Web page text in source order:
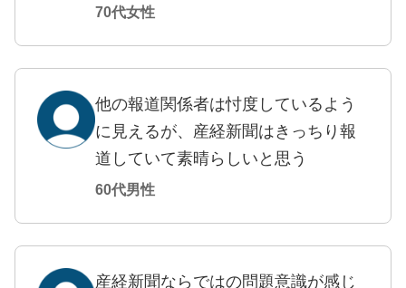
70代女性
他の報道関係者は忖度しているよう
に見えるが、産経新聞はきっちり報
道していて素晴らしいと思う
60代男性
産経新聞ならではの問題意識が感じ